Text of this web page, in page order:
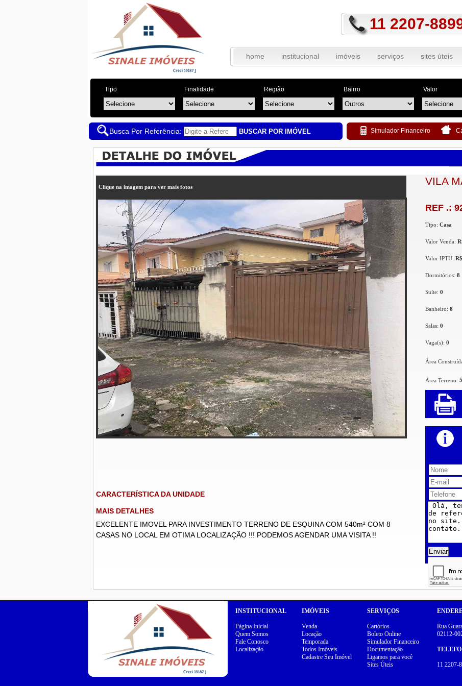
11 2207-
home institucional imóveis serviços sites úteis
Tipo Finalidade Região Bairro Valor
Busca Por Referência: BUSCAR POR IMÓVEL Simulador Financeiro
Clique na imagem para ver mais fotos
CARACTERÍSTICA DA UNIDADE
MAIS DETALHES
EXCELENTE IMOVEL PARA INVESTIMENTO TERRENO DE ESQUINA COM 540m² COM 8
CASAS NO LOCAL EM OTIMA LOCALIZAÇÃO !!! PODEMOS AGENDAR UMA VISITA !!
VILA
REF .:
Tipo: Casa
Valor Venda:
Valor IPTU:
Dormitórios: 8
Suíte: 0
Banheiro: 8
Salas: 0
Vaga(s): 0
Área
Área Terreno:
Enviar
INSTITUCIONAL
Página Inicial
Quem Somos
Fale Conosco
Localização
IMÓVEIS
Venda
Locação
Temporada
Todos Imóveis
Cadastre Seu Imóvel
SERVIÇOS
Cartórios
Boleto Online
Simulador Financeiro
Documentação
Ligamos para você
Sites Úteis
Rua
02112-
11 2207-